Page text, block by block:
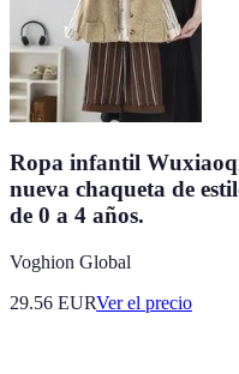
Ropa infantil
nueva chaqueta de
de 0 a 4 años.
Voghion Global
29.56 EURVer el precio